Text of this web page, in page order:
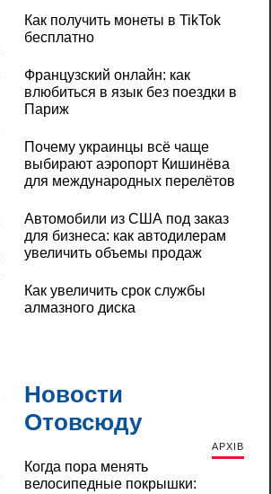
Как получить монеты в TikTok
бесплатно
Французский онлайн: как
влюбиться в язык без поездки в
Париж
Почему украинцы всё чаще
выбирают аэропорт Кишинёва
для международных перелётов
Автомобили из США под заказ
для бизнеса: как автодилерам
увеличить объемы продаж
Как увеличить срок службы
алмазного диска
Новости
Отовсюду
АРХІВ
Когда пора менять
велосипедные покрышки: